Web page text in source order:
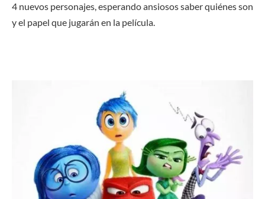
4 nuevos personajes, esperando ansiosos saber quiénes son
y el papel que jugarán en la película.